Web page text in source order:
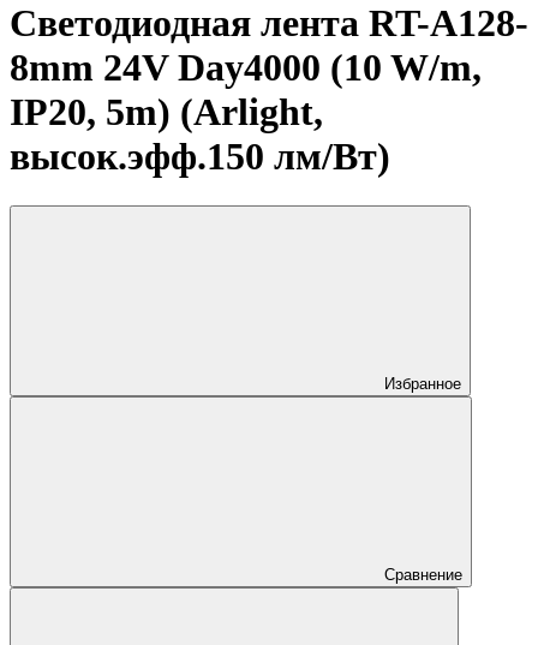
Светодиодная лента RT-A128-
8mm 24V Day4000 (10 W/m,
IP20, 5m) (Arlight,
высок.эфф.150 лм/Вт)
Избранное
Сравнение